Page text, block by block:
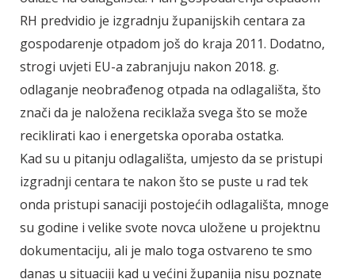
RH predvidio je izgradnju županijskih centara za
gospodarenje otpadom još do kraja 2011. Dodatno,
strogi uvjeti EU-a zabranjuju nakon 2018. g.
odlaganje neobrađenog otpada na odlagališta, što
znači da je naložena reciklaža svega što se može
reciklirati kao i energetska oporaba ostatka.
Kad su u pitanju odlagališta, umjesto da se pristupi
izgradnji centara te nakon što se puste u rad tek
onda pristupi sanaciji postojećih odlagališta, mnoge
su godine i velike svote novca uložene u projektnu
dokumentaciju, ali je malo toga ostvareno te smo
danas u situaciji kad u većini županija nisu poznate